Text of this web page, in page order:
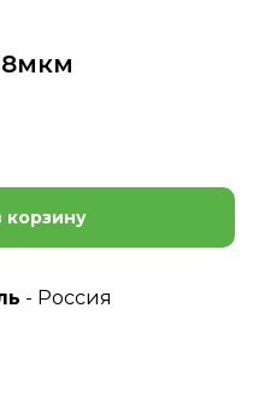
8мкм
корзину
- Россия